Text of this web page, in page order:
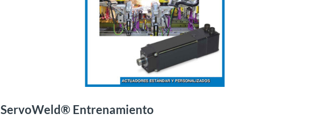
ServoWeld® Entrenamiento